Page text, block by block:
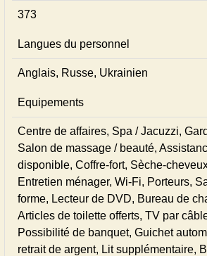
373
Langues du personnel
Anglais, Russe, Ukrainien
Equipements
Centre de affaires, Spa / Jacuzzi,
Salon de massage / beauté,
disponible, Coffre-fort, Sèche-
Entretien ménager, Wi-Fi, Porteurs,
forme, Lecteur de DVD, Bureau de
Articles de toilette offerts, TV par
Possibilité de banquet, Guichet
retrait de argent, Lit supplémentaire,